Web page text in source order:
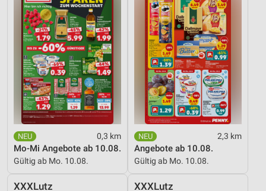
0,3 km
Mo-Mi Angebote ab 10.08.
Gültig ab Mo. 10.08.
2,3 km
Angebote ab 10.08.
Gültig ab Mo. 10.08.
XXXLutz XXXLutz